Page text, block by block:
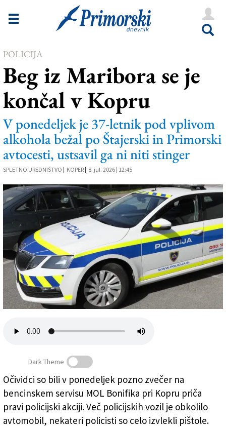
Novice
Goriška
Kultura
Šport
Še
Vreme
V Kioskih
Uredništvo
Oglasi
Založnik
Zadruga PD
Naročnine
POLICIJA
Beg iz Maribora se je
končal v Kopru
V ponedeljek je 37-letnik pod vplivom
alkohola bežal po Štajerski in Primorski
avtocesti, ustsavil ga ni niti stinger
SPLETNO UREDNIŠTVO | KOPER | 8. jul. 2026 | 12:45
Valico Salcano Bumbaca Gorizia 29.03.2021 Valico
Salcano @Pierluigi Bumbaca fotografo policija(
Bumbaca fotografo/Pierluigi Bumbaca fotografo /
Fotografi)
Dark Theme
Očividci so bili v ponedeljek pozno zvečer na
bencinskem servisu MOL Bonifika pri Kopru priča
pravi policijski akciji. Več policijskih vozil je obkolilo
avtomobil, nekateri policisti so celo izvlekli pištole.